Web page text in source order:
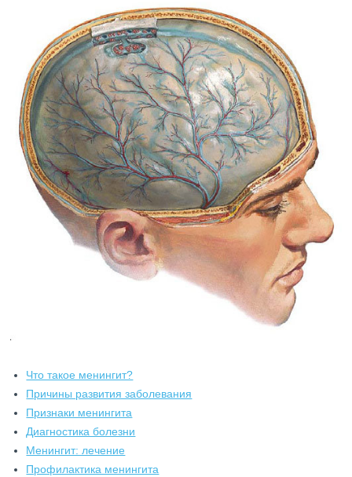
Что такое менингит?
Причины развития заболевания
Признаки менингита
Диагностика болезни
Менингит: лечение
Профилактика менингита